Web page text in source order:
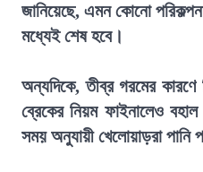
জানিয়েছে, এমন কোনো
মধ্যেই শেষ হবে।
অন্যদিকে, তীব্র গরমের কারণে
ব্রেকের নিয়ম ফাইনালেও বহাল
সময় অনুযায়ী খেলোয়াড়রা পানি